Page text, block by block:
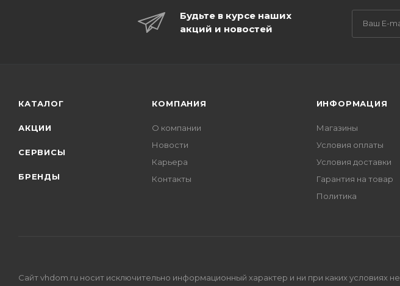
Будьте в курсе наших
акций и новостей
КАТАЛОГ
АКЦИИ
СЕРВИСЫ
БРЕНДЫ
КОМПАНИЯ
О компании
Новости
Карьера
Контакты
ИНФОРМАЦИЯ
Магазины
Условия оплаты
Условия доставки
Гарантия на товар
Политика
Сайт vhdom.ru носит исключительно информационный характер и ни при каких условиях не